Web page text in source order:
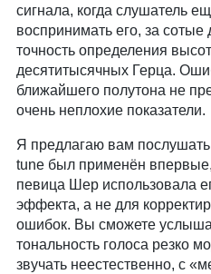
сигнала, когда слушатель
воспринимать его, за
точность определения
десятитысячных Герца.
ближайшего полутона не
очень неплохие показатели.
Я предлагаю вам
tune был применён
певица Шер использовала
эффекта, а не для
ошибок. Вы сможете
тональность голоса резко
звучать неестественно, с